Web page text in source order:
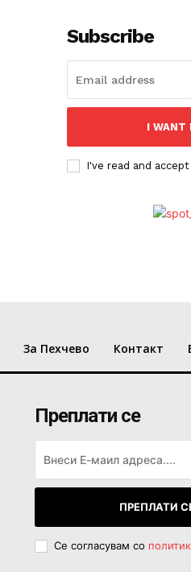
Subscribe
I WANT
I've read and
За Пехчево Контакт
Преплати се
ПРЕПЛАТИ
Се согласувам со